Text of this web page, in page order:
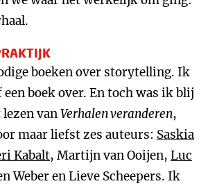
boeken over storytelling. Ik
een boek over. En toch was ik blij
vanVerhalen veranderen,
maar liefst zes auteurs: Saskia
Kabalt, Martijn van Ooijen, Luc
Weber en Lieve Scheepers. Ik